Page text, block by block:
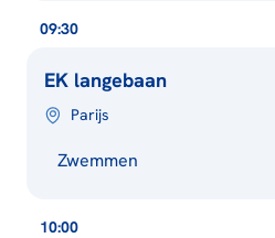
09:30
EK langebaan
Parijs
Zwemmen
10:00